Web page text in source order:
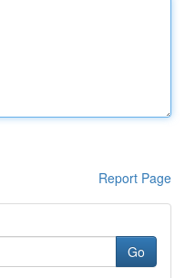
Report Page
Go